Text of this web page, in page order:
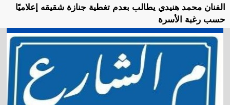
الفنان محمد هنيدي يطالب بعدم تغطية جنازة شقيقه إعلاميًا
حسب رغبة الأسرة